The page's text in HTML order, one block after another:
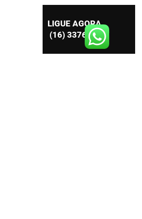
LIGUE AGORA
(16) 3376-3557